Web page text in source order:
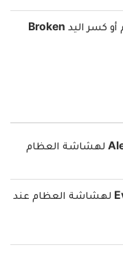
كسر المعصم أو كسر اليد Broken
ايفستا Evista لهشاشة العظام عند